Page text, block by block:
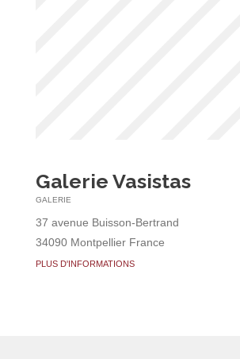
Galerie Vasistas
GALERIE
37 avenue Buisson-Bertrand
34090 Montpellier France
PLUS D'INFORMATIONS